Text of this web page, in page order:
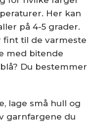
Her kan
på 4-5 grader.
fint til de varmeste
med bitende
Du bestemmer
lage små hull og
garnfargene du